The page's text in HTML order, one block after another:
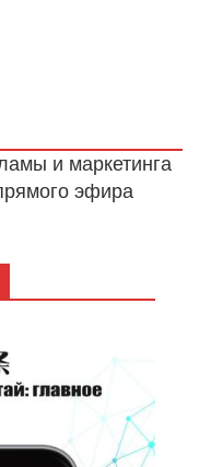
и маркетинга
эфира